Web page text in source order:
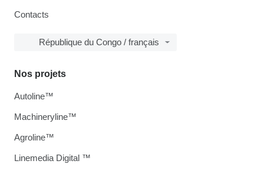
Contacts
République du Congo / français
Nos projets
Autoline™
Machineryline™
Agroline™
Linemedia Digital ™